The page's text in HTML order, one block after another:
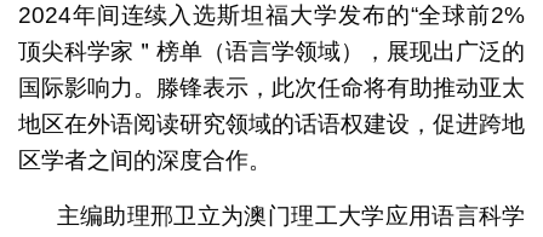
2024年间连续入选斯坦福大学发布的“全球前2%
顶尖科学家＂榜单（语言学领域），展现出广泛的
国际影响力。滕锋表示，此次任命将有助推动亚太
地区在外语阅读研究领域的话语权建设，促进跨地
区学者之间的深度合作。
主编助理邢卫立为澳门理工大学应用语言科学